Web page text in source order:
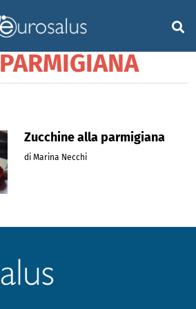
PARMIGIANA
Zucchine alla parmigiana
di Marina Necchi